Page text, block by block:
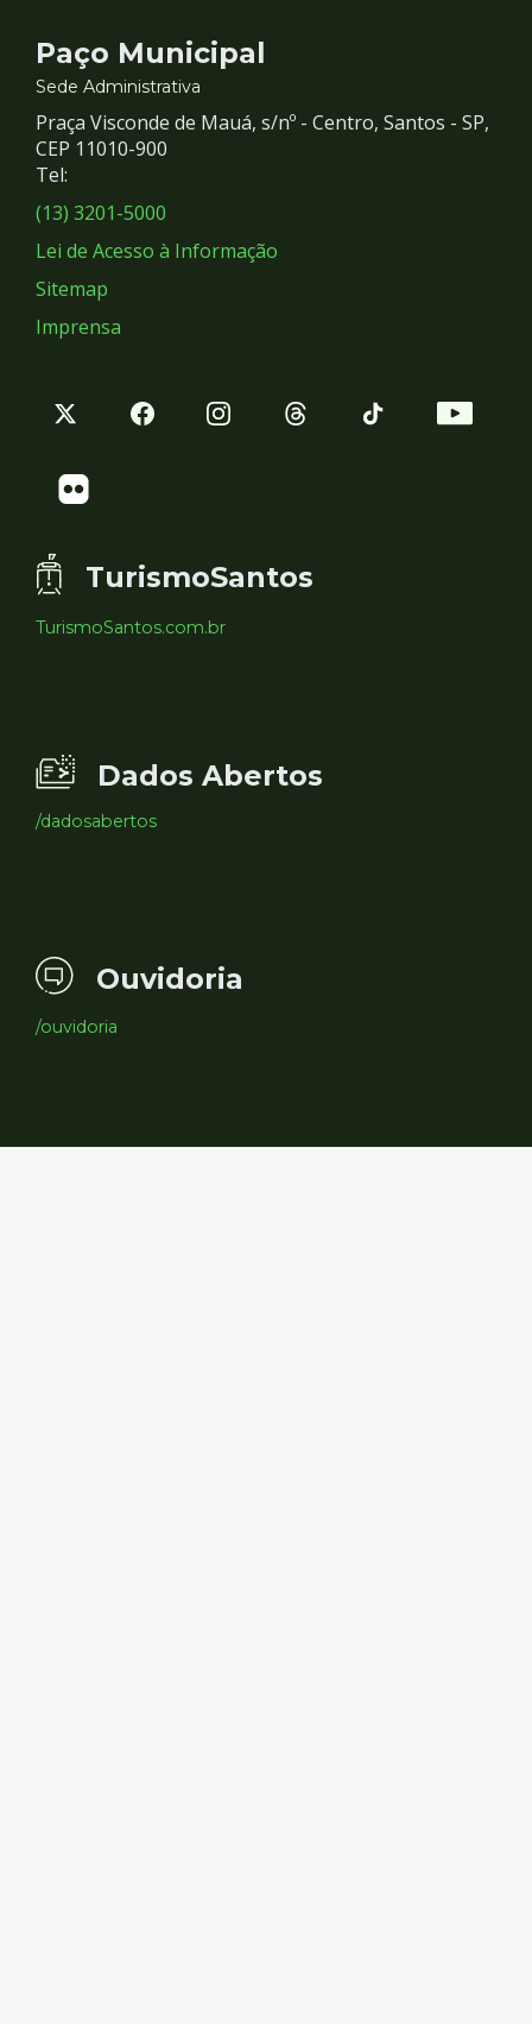
Contato
e
Redes
Sociais
Paço Municipal
Sede Administrativa
Praça Visconde de Mauá, s/nº - Centro, Santos - SP,
CEP 11010-900
Tel:
(13) 3201-5000
Lei de Acesso à Informação
Sitemap
Imprensa
TurismoSantos
TurismoSantos.com.br
Dados Abertos
/dadosabertos
Ouvidoria
/ouvidoria